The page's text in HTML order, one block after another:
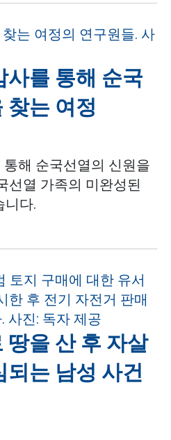
사를 통해 순국
찾는 여정
통해 순국선열의 신원을
선열 가족의 미완성된
니다.
땅을 산 후 자살
되는 남성 사건